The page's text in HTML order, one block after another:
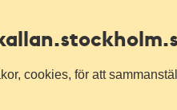
cookies, för att